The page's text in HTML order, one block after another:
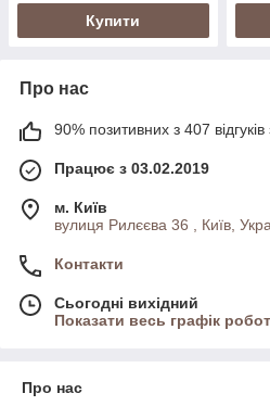
Купити
Про нас
90% позитивних з 407 відгуків
Працює з 03.02.2019
м. Київ
вулиця Рилєєва 36 , Київ,
Контакти
Сьогодні вихідний
Показати весь графік
Про нас